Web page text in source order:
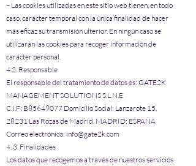
– Las cookies utilizadas en este sitio web tienen, en todo
caso, carácter temporal con la única finalidad de hacer
más eficaz su transmisión ulterior. En ningún caso se
utilizarán las cookies para recoger información de
carácter personal.
4.2. Responsable
El responsable del tratamiento de datos es: GATE2K
MANAGEMENT SOLUTIONS S.L.N.E
C.I.F: B85649077 Domicilio Social: Lanzarote 15,
28231 Las Rozas de Madrid, MADRID; ESPAÑA
Correo electrónico: info@gate2k.com
4. 3. Finalidades
Los datos que recogemos a través de nuestros servicios